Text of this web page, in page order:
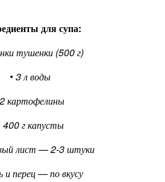
для супа:
тушенки (500 г)
• 3 л воды
картофелины
400 г капусты
лист — 2-3 штуки
и перец — по вкусу